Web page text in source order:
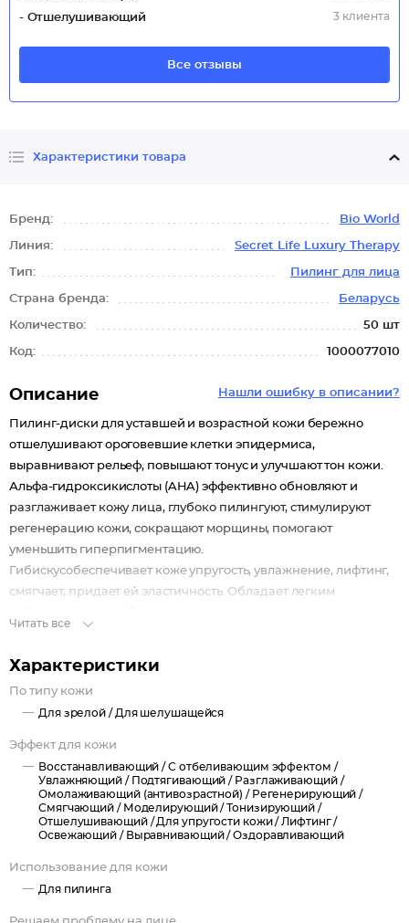
- Отшелушивающий 3 клиента
Все отзывы
Характеристики товара
Бренд: Bio World
Линия: Secret Life Luxury Therapy
Тип: Пилинг для лица
Страна бренда: Беларусь
Количество: 50 шт
Код: 1000077010
Нашли ошибку в описании?
Описание
Пилинг-диски для уставшей и возрастной кожи бережно
отшелушивают ороговевшие клетки эпидермиса,
выравнивают рельеф, повышают тонус и улучшают тон кожи.
Альфа-гидроксикислоты (AHA) эффективно обновляют и
разглаживает кожу лица, глубоко пилингуют, стимулируют
регенерацию кожи, сокращают морщины, помогают
уменьшить гиперпигментацию.
Гибискусобеспечивает коже упругость, увлажнение, лифтинг,
смягчает, придает ей эластичность. Обладает легким
Читать все
Характеристики
По типу кожи
Для зрелой / Для шелушащейся
Эффект для кожи
Восстанавливающий /С отбеливающим эффектом /
Увлажняющий / Подтягивающий / Разглаживающий /
Омолаживающий (антивозрастной) / Регенерирующий /
Смягчающий / Моделирующий /Тонизирующий /
Отшелушивающий /Для упругости кожи / Лифтинг /
Освежающий / Выравнивающий /Оздоравливающий
Использование для кожи
Для пилинга